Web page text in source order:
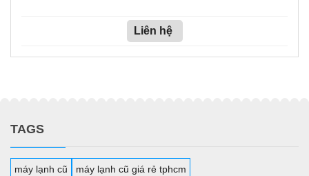
Liên hệ
TAGS
máy lạnh cũ máy lạnh cũ giá rẻ tphcm